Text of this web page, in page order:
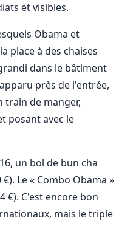
et visibles.
Obama et
place à des chaises
dans le bâtiment
près de l'entrée,
train de manger,
posant avec le
un bol de bun cha
Le « Combo Obama »
€). C'est encore bon
mais le triple